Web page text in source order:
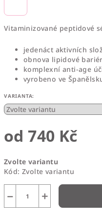
Vitaminizované peptidové
jedenáct aktivních
obnova lipidové
komplexní anti-age
vyrobeno ve
VARIANTA:
od 740 Kč
cena:
Zvolte variantu
Kód: Zvolte variantu
+
−